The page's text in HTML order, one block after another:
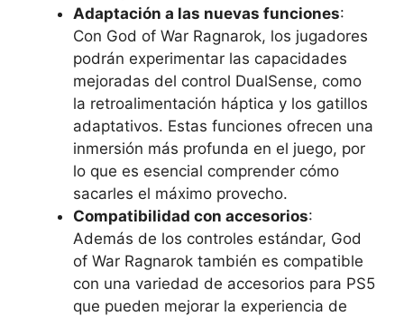
Adaptación a las nuevas funciones:
Con God of War Ragnarok, los jugadores
podrán experimentar las capacidades
mejoradas del control DualSense, como
la retroalimentación háptica y los gatillos
adaptativos. Estas funciones ofrecen una
inmersión más profunda en el juego, por
lo que es esencial comprender cómo
sacarles el máximo provecho.
Compatibilidad con accesorios:
Además de los controles estándar, God
of War Ragnarok también es compatible
con una variedad de accesorios para PS5
que pueden mejorar la experiencia de